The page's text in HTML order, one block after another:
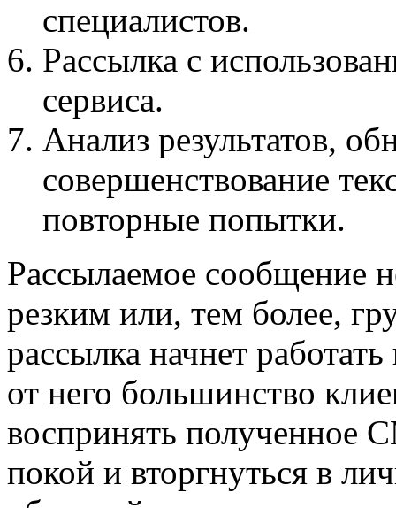
специалистов.
Рассылка с
сервиса.
Анализ результатов,
совершенствование
повторные попытки.
Рассылаемое сообщение
резким или, тем более,
рассылка начнет
от него большинство
воспринять полученное
покой и вторгнуться в